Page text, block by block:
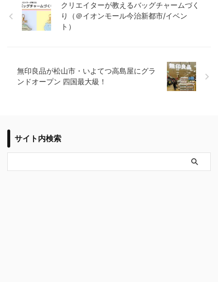
クリエイターが教えるバッグチャームづく
り（＠イオンモール今治新都市/イベン
ト）
無印良品が松山市・いよてつ高島屋にグラ
ンドオープン 四国最大級！
サイト内検索